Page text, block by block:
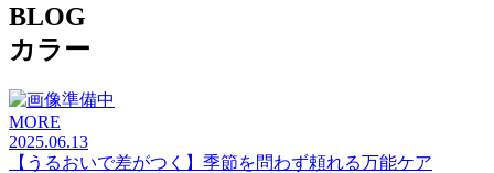
BLOG
カラー
MORE
2025.06.13
【うるおいで差がつく】季節を問わず頼れる万能ケア